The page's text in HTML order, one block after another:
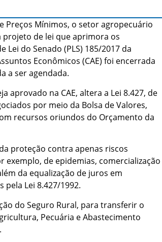
Preços Mínimos, o setor agropecuário
de lei que aprimora os
do Senado (PLS) 185/2017 da
Econômicos (CAE) foi encerrada
a ser agendada.
aprovado na CAE, altera a Lei 8.427, de
por meio da Bolsa de Valores,
recursos oriundos do Orçamento da
proteção contra apenas riscos
de epidemias, comercialização
da equalização de juros em
Lei 8.427/1992.
do Seguro Rural, para transferir o
Pecuária e Abastecimento